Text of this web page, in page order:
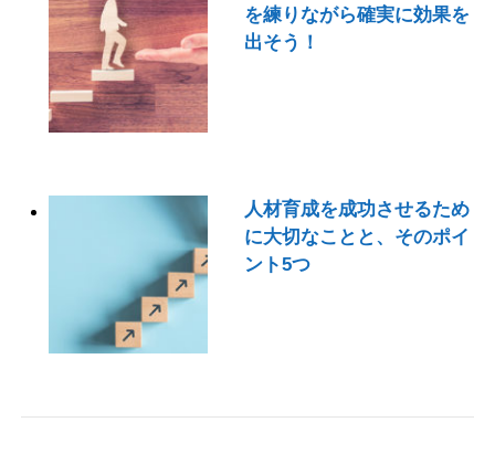
を練りながら確実に効果を
出そう！
人材育成を成功させるため
に大切なことと、そのポイ
ント5つ